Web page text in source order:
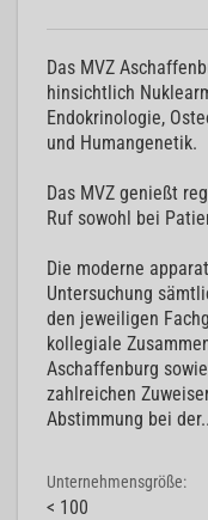
Das MVZ
hinsichtlich
Endokrinologie,
und Humangenetik.
Das MVZ genießt
Ruf sowohl bei
Die moderne
Untersuchung
den jeweiligen
kollegiale
Aschaffenburg
zahlreichen
Abstimmung bei der
Unternehmensgröße:
< 100